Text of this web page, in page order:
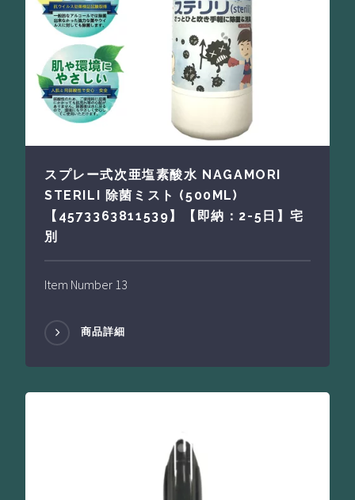
スプレー式次亜塩素酸水 NAGAMORI
STERILI 除菌ミスト (500ML)
【4573363811539】【即納：2-5日】宅
別
Item Number 13
商品詳細